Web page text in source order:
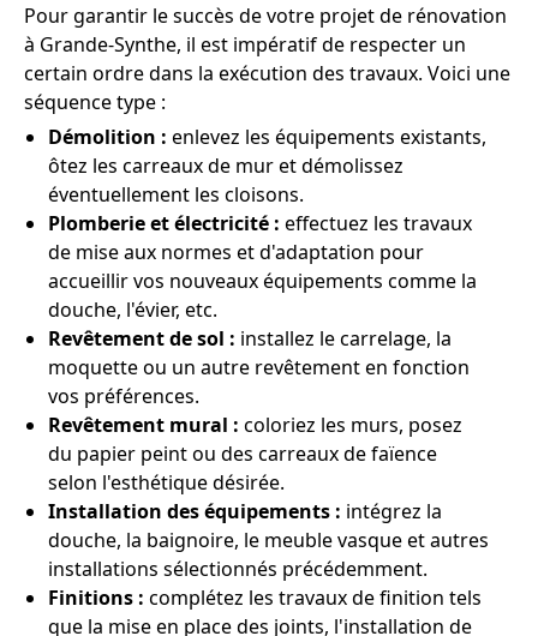
Pour garantir le succès de votre projet de rénovation
à Grande-Synthe, il est impératif de respecter un
certain ordre dans la exécution des travaux. Voici une
séquence type :
Démolition : enlevez les équipements existants,
ôtez les carreaux de mur et démolissez
éventuellement les cloisons.
Plomberie et électricité : effectuez les travaux
de mise aux normes et d'adaptation pour
accueillir vos nouveaux équipements comme la
douche, l'évier, etc.
Revêtement de sol : installez le carrelage, la
moquette ou un autre revêtement en fonction
vos préférences.
Revêtement mural : coloriez les murs, posez
du papier peint ou des carreaux de faïence
selon l'esthétique désirée.
Installation des équipements : intégrez la
douche, la baignoire, le meuble vasque et autres
installations sélectionnés précédemment.
Finitions : complétez les travaux de finition tels
que la mise en place des joints, l'installation de